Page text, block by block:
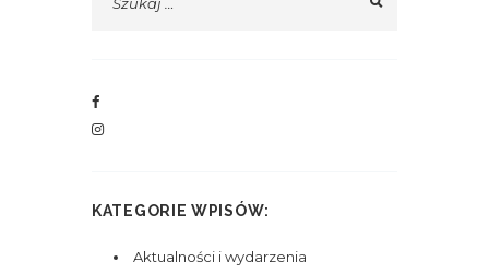
KATEGORIE WPISÓW:
Aktualności i wydarzenia